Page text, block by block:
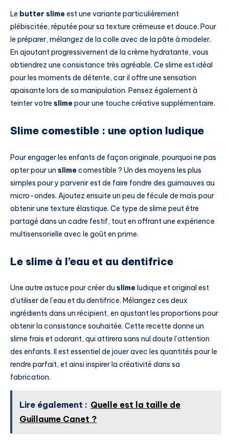
Le butter slimeest une variante particulièrement
plébiscitée, réputée pour sa texture crémeuse et douce. Pour
le préparer, mélangez de la colle avec de la pâte à modeler.
En ajoutant progressivement de la crème hydratante, vous
obtiendrez une consistance très agréable. Ce slime est idéal
pour les moments de détente, car il offre une sensation
apaisante lors de sa manipulation. Pensez également à
teinter votre slimepour une touche créative supplémentaire.
Slime comestible : une option ludique
Pour engager les enfants de façon originale, pourquoi ne pas
opter pour un slimecomestible ? Un des moyens les plus
simples pour y parvenir est de faire fondre des guimauves au
micro-ondes. Ajoutez ensuite un peu de fécule de maïs pour
obtenir une texture élastique. Ce type de slime peut être
partagé dans un cadre festif, tout en offrant une expérience
multisensorielle avec le goût en prime.
Le slime à l’eau et au dentifrice
Une autre astuce pour créer du slimeludique et original est
d’utiliser de l’eau et du dentifrice. Mélangez ces deux
ingrédients dans un récipient, en ajustant les proportions pour
obtenir la consistance souhaitée. Cette recette donne un
slime frais et odorant, qui attirera sans nul doute l’attention
des enfants. Il est essentiel de jouer avec les quantités pour le
rendre parfait, et ainsi inspirer la créativité dans sa
fabrication.
Lire également : Quelle est la taille de
Guillaume Canet ?